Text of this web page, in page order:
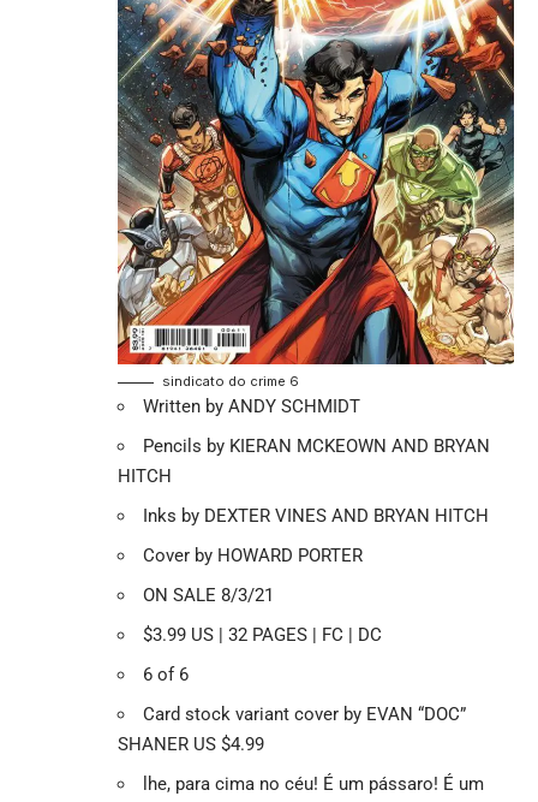
sindicato do crime 6
Written by ANDY SCHMIDT
Pencils by KIERAN MCKEOWN AND BRYAN
HITCH
Inks by DEXTER VINES AND BRYAN HITCH
Cover by HOWARD PORTER
ON SALE 8/3/21
$3.99 US | 32 PAGES | FC | DC
6 of 6
Card stock variant cover by EVAN “DOC”
SHANER US $4.99
lhe, para cima no céu! É um pássaro! É um